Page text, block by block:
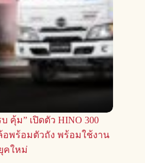
คุ้ม” เปิดตัว HINO 300
อพร้อมตัวถัง พร้อมใช้งาน
คใหม่